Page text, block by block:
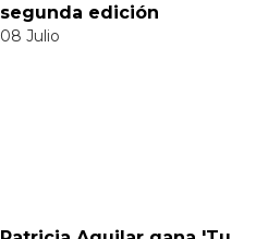
segunda edición
08 Julio